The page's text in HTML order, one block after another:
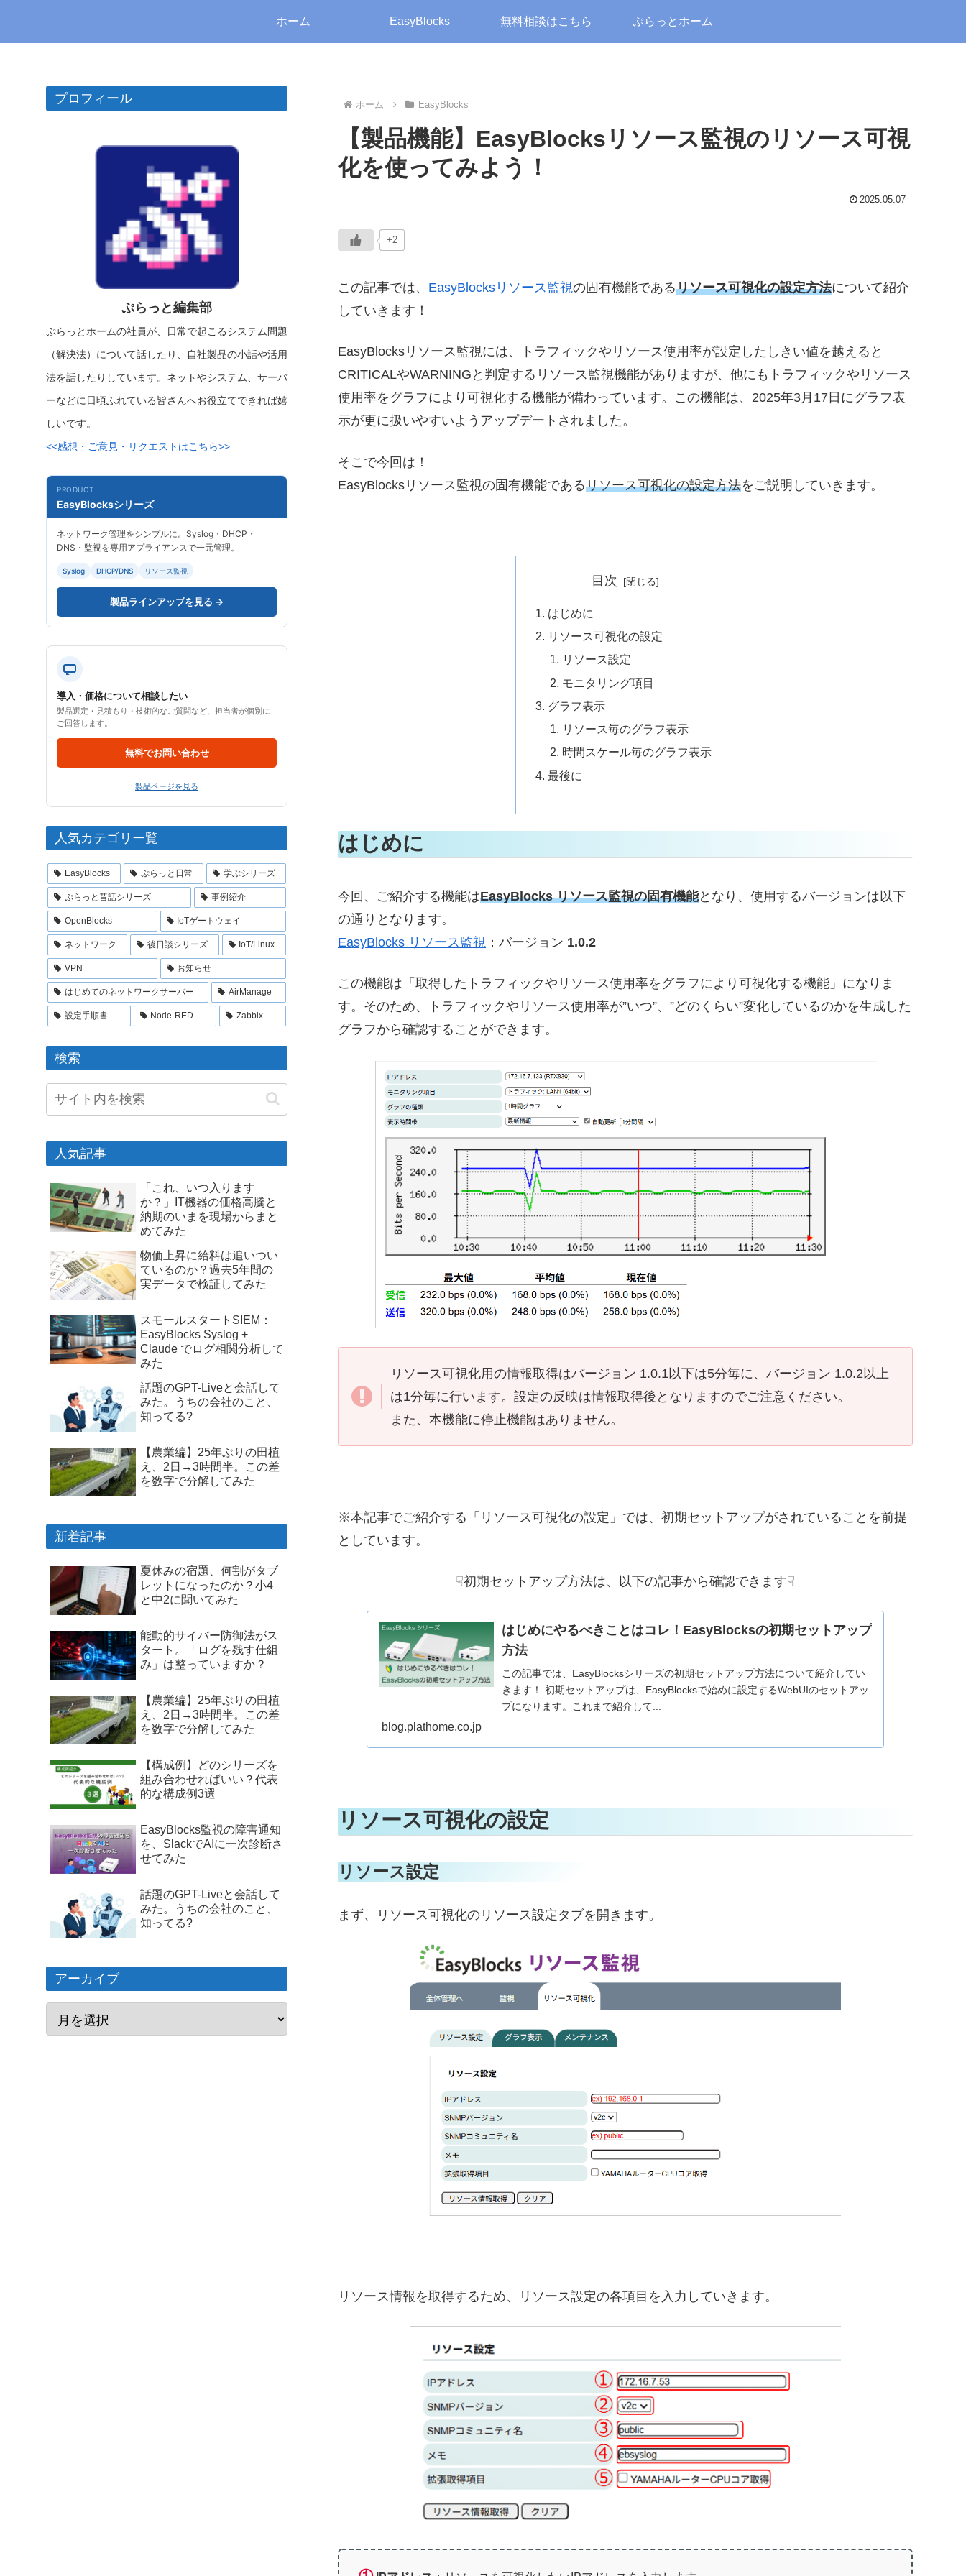
ホーム EasyBlocks 無料相談はこちら ぷらっとホーム
ホーム EasyBlocks
【製品機能】EasyBlocksリソース監視のリソース可視
化を使ってみよう！
2025.05.07
+2
この記事では、 EasyBlocksリソース監視の固有機能であるリソース可視化の設定方法について紹介
していきます！
EasyBlocksリソース監視には、トラフィックやリソース使用率が設定したしきい値を越えると
CRITICALやWARNINGと判定するリソース監視機能がありますが、他にもトラフィックやリソース
使用率をグラフにより可視化する機能が備わっています。この機能は、2025年3月17日にグラフ表
示が更に扱いやすいようアップデートされました。
そこで今回は！
EasyBlocksリソース監視の固有機能であるリソース可視化の設定方法をご説明していきます。
目次
はじめに
リソース可視化の設定
リソース設定
モニタリング項目
グラフ表示
リソース毎のグラフ表示
時間スケール毎のグラフ表示
最後に
はじめに
今回、ご紹介する機能はEasyBlocks リソース監視の固有機能となり、使用するバージョンは以下
の通りとなります。
EasyBlocks リソース監視 ：バージョン 1.0.2
この機能は「取得したトラフィックやリソース使用率をグラフにより可視化する機能」になりま
す。そのため、トラフィックやリソース使用率が”いつ”、”どのくらい”変化しているのかを生成した
グラフから確認することができます。
リソース可視化用の情報取得はバージョン 1.0.1以下は5分毎に、バージョン 1.0.2以上
は1分毎に行います。設定の反映は情報取得後となりますのでご注意ください。
また、本機能に停止機能はありません。
※本記事でご紹介する「リソース可視化の設定」では、初期セットアップがされていることを前提
としています。
☟初期セットアップ方法は、以下の記事から確認できます☟
はじめにやるべきことはコレ！EasyBlocksの初期セットアップ
方法
この記事では、EasyBlocksシリーズの初期セットアップ方法について紹介してい
きます！ 初期セットアップは、EasyBlocksで始めに設定するWebUIのセットアッ
プになります。これまで紹介して...
blog.plathome.co.jp
リソース可視化の設定
リソース設定
まず、リソース可視化のリソース設定タブを開きます。
リソース情報を取得するため、リソース設定の各項目を入力していきます。
プロフィール
ぷらっと編集部
ぷらっとホームの社員が、日常で起こるシステム問題
（解決法）について話したり、自社製品の小話や活用
法を話したりしています。ネットやシステム、サーバ
ーなどに日頃ふれている皆さんへお役立てできれば嬉
しいです。
<<感想・ご意見・リクエストはこちら>>
PRODUCT
EasyBlocksシリーズ
ネットワーク管理をシンプルに。Syslog・DHCP・
DNS・監視を専用アプライアンスで一元管理。
Syslog DHCP/DNS リソース監視
製品ラインアップを見る →
導入・価格について相談したい
製品選定・見積もり・技術的なご質問など、担当者が個別に
ご回答します。
無料でお問い合わせ
製品ページを見る
人気カテゴリー覧
EasyBlocks ぷらっと日常 学ぶシリーズ
ぷらっと昔話シリーズ 事例紹介
OpenBlocks IoTゲートウェイ
ネットワーク 後日談シリーズ IoT/Linux
VPN お知らせ
はじめてのネットワークサーバー AirManage
設定手順書 Node-RED Zabbix
検索
人気記事
「これ、いつ入ります
か？」IT機器の価格高騰と
納期のいまを現場からまと
めてみた
物価上昇に給料は追いつい
ているのか？過去5年間の
実データで検証してみた
スモールスタートSIEM：
EasyBlocks Syslog +
Claude でログ相関分析して
みた
話題のGPT-Liveと会話して
みた。うちの会社のこと、
知ってる?
【農業編】25年ぶりの田植
え、2日→3時間半。この差
を数字で分解してみた
新着記事
夏休みの宿題、何割がタブ
レットになったのか？小4
と中2に聞いてみた
能動的サイバー防御法がス
タート。「ログを残す仕組
み」は整っていますか？
【農業編】25年ぶりの田植
え、2日→3時間半。この差
を数字で分解してみた
【構成例】どのシリーズを
組み合わせればいい？代表
的な構成例3選
EasyBlocks監視の障害通知
を、SlackでAIに一次診断さ
せてみた
話題のGPT-Liveと会話して
みた。うちの会社のこと、
知ってる?
アーカイブ